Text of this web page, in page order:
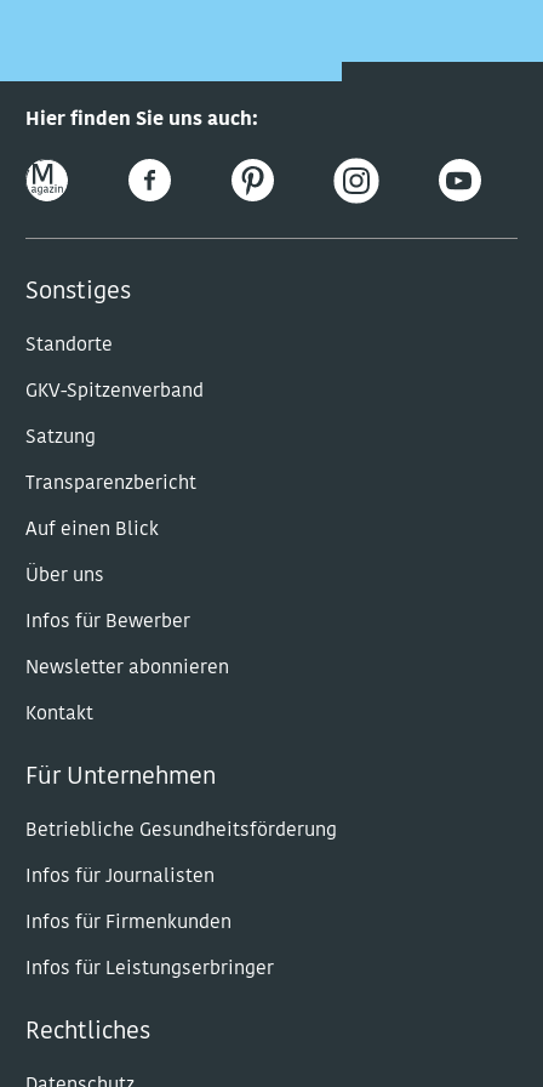
Hier finden Sie uns auch:
Sonstiges
Standorte
GKV-Spitzenverband
Satzung
Transparenzbericht
Auf einen Blick
Über uns
Infos für Bewerber
Newsletter abonnieren
Kontakt
Für Unternehmen
Betriebliche Gesundheitsförderung
Infos für Journalisten
Infos für Firmenkunden
Infos für Leistungserbringer
Rechtliches